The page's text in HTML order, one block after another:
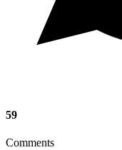
59
Comments